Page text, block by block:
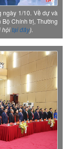
1/10. Về dự và
Chính trị, Thường
hộitại đây).